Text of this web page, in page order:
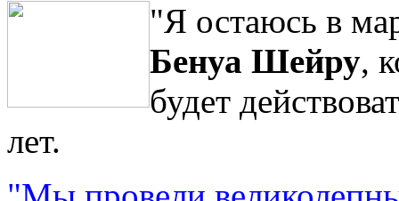
"Я остаюсь в
Бенуа Шейру,
будет
лет.